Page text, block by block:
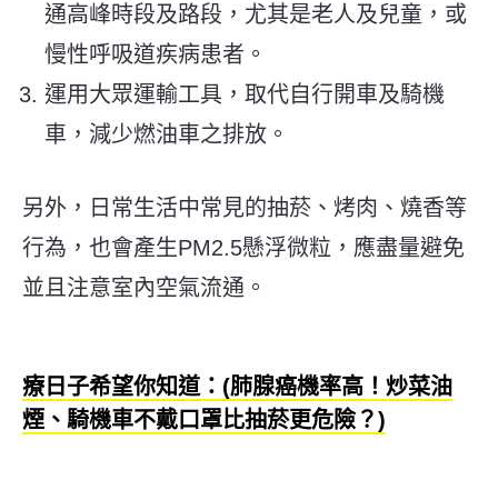
通高峰時段及路段，尤其是老人及兒童，或
慢性呼吸道疾病患者。
運用大眾運輸工具，取代自行開車及騎機
車，減少燃油車之排放。
另外，日常生活中常見的抽菸、烤肉、燒香等
行為，也會產生PM2.5懸浮微粒，應盡量避免
並且注意室內空氣流通。
療日子希望你知道：(肺腺癌機率高！炒菜油
煙、騎機車不戴口罩比抽菸更危險？)